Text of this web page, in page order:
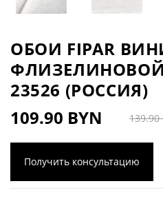
ОБОИ FIPAR
ФЛИЗЕЛИНОВОЙ
23526 (РОССИЯ)
109.90 BYN
139.90
Получить консультацию